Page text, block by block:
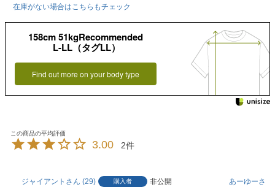
在庫がない場合はこちらもチェック
158cm 51kgRecommended
L-LL（タグLL）
Find out more on your body type
3.00 2
ジャイアント 29 購入者
非公開
あーゆー